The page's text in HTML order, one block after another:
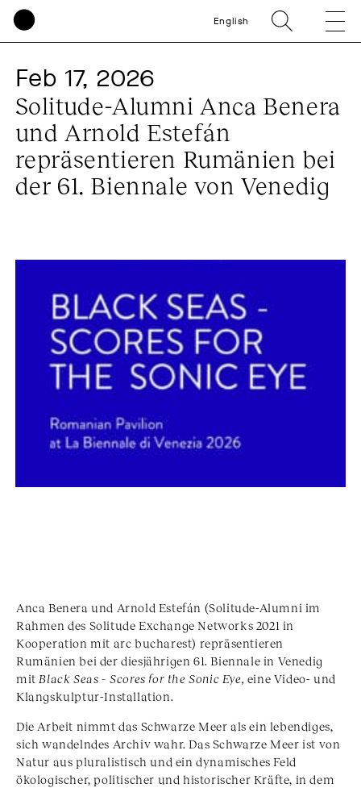
English
Feb 17, 2026
Solitude-Alumni Anca Benera
und Arnold Estefán
repräsentieren Rumänien bei
der 61. Biennale von Venedig
Anca Benera und Arnold Estefán (Solitude-Alumni im
Rahmen des Solitude Exchange Networks 2021 in
Kooperation mit arc bucharest) repräsentieren
Rumänien bei der diesjährigen 61. Biennale in Venedig
mit Black Seas – Scores for the Sonic Eye, eine Video- und
Klangskulptur-Installation.
Die Arbeit nimmt das Schwarze Meer als ein lebendiges,
sich wandelndes Archiv wahr. Das Schwarze Meer ist von
Natur aus pluralistisch und ein dynamisches Feld
ökologischer, politischer und historischer Kräfte, in dem